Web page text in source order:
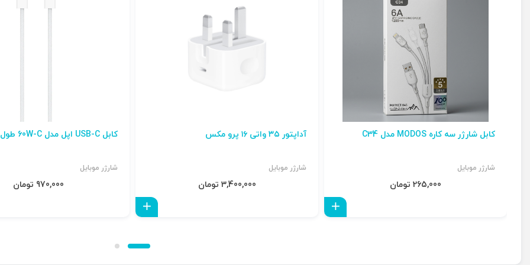
کابل شارژر سه کاره MODOS مدل C34
شارژر موبایل
265,000 تومان
آداپتور ۳۵ واتی ۱۶ پرو مکس
شارژر موبایل
3,400,000 تومان
کابل USB-C اپل مدل 60W-C طول 1 متر
شارژر موبایل
970,000 تومان